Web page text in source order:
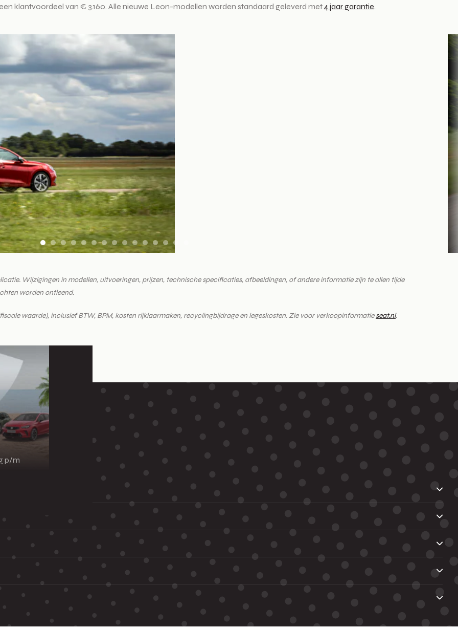
p/m
klantvoordeel van € 3.160. Alle nieuwe Leon-modellen worden standaard geleverd met4 jaar garantie.
Wijzigingen in modellen, uitvoeringen, prijzen, technische specificaties, afbeeldingen, of andere informatie zijn te allen tijde
worden ontleend.
waarde), inclusief BTW, BPM, kosten rijklaarmaken, recyclingbijdrage en legeskosten. Zie voor verkoopinformatieseat.nl.